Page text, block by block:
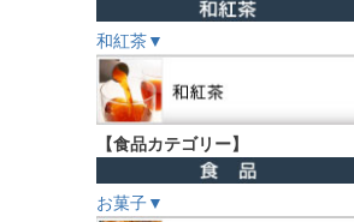
和紅茶▼
【食品カテゴリー】
お菓子▼